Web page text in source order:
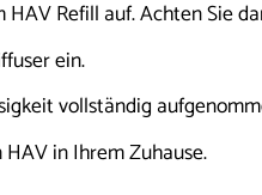
Refill auf. Achten Sie
ein.
vollständig
in Ihrem Zuhause.